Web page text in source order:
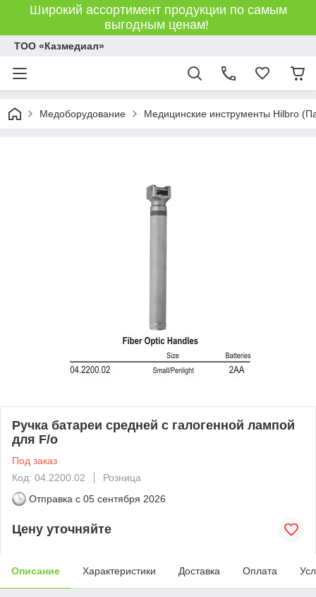
Широкий ассортимент продукции по самым
выгодным ценам!
ТОО «Казмедиал»
Медоборудование Медицинские инструменты Hilbro
Ручка батареи средней с галогенной лампой
для F/o
Под заказ
Код: 04.2200.02
Розница
Отправка с 05 сентября 2026
Цену уточняйте
Описание Характеристики Доставка Оплата